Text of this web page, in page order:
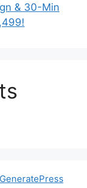
& 30-Min
GeneratePress